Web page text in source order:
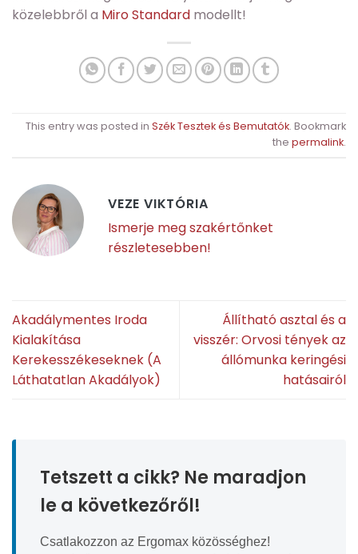
közelebbről a Miro Standard modellt!
This entry was posted in Szék Tesztek és Bemutatók. Bookmark
the permalink.
VEZE VIKTÓRIA
Ismerje meg szakértőnket
részletesebben!
Akadálymentes Iroda
Kialakítása
Kerekesszékeseknek (A
Láthatatlan Akadályok)
Állítható asztal és a
visszér: Orvosi tények az
állómunka keringési
hatásairól
Tetszett a cikk? Ne maradjon
le a következőről!
Csatlakozzon az Ergomax közösséghez!